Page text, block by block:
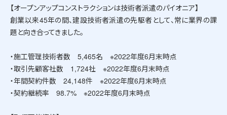
【オープンアップコンストラクションは技術者派遣のパイオニア】
創業以来45年の間、建設技術者派遣の先駆者として、常に業界の課
題と向き合ってきました。
・施工管理技術者数 5,465名 ※2022年度6月末時点
・取引先顧客社数 1,724社 ※2022年度6月末時点
・年間契約件数 24,148件 ※2022年度6月末時点
・契約継続率 98.7% ※2022年度6月末時点